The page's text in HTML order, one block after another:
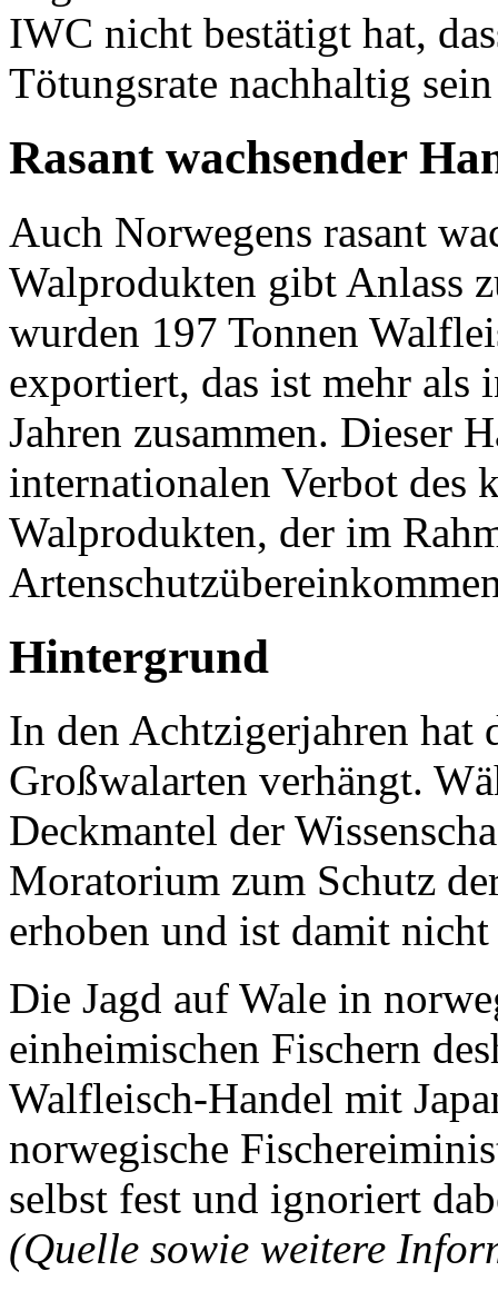
IWC nicht bestätigt hat,
Tötungsrate nachhaltig
Rasant wachsender
Auch Norwegens rasant
Walprodukten gibt Anlass
wurden 197 Tonnen
exportiert, das ist mehr als
Jahren zusammen. Dieser
internationalen Verbot des
Walprodukten, der im
Hintergrund
In den Achtzigerjahren
Großwalarten verhängt.
Deckmantel der
Moratorium zum Schutz
erhoben und ist damit
Die Jagd auf Wale in
einheimischen Fischern
Walfleisch-Handel mit
norwegische
selbst fest und ignoriert
(Quelle sowie weitere